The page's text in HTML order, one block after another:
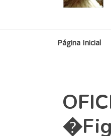
Página Inicial